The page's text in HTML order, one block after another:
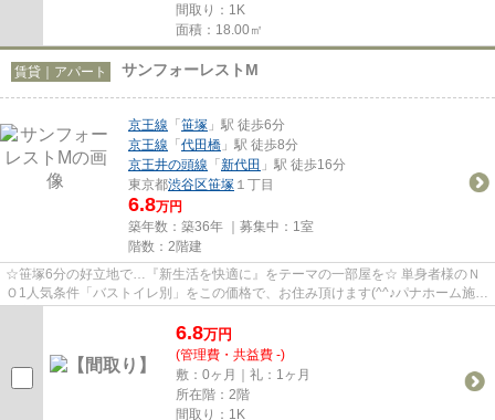
間取り：1K
面積：18.00㎡
賃貸｜アパート サンフォーレストM
京王線 「笹塚 」駅 徒歩6分
京王線 「代田橋 」駅 徒歩8分
京王井の頭線 「新代田 」駅 徒歩16分
東京都渋谷区笹塚 １丁目
6.8万円
築年数：築36年 ｜募集中： 1室
階数：2階建
☆笹塚6分の好立地で…『新生活を快適に』をテーマの一部屋を☆ 単身者様のＮ
Ｏ1人気条件「バストイレ別」をこの価格で、お住み頂けます(^^♪パナホーム施工
で安心設計☆駅から徒歩4分の好...
6.8万円
(管理費・共益費 -)
敷：0ヶ月｜礼：1ヶ月
所在階：2階
間取り：1K